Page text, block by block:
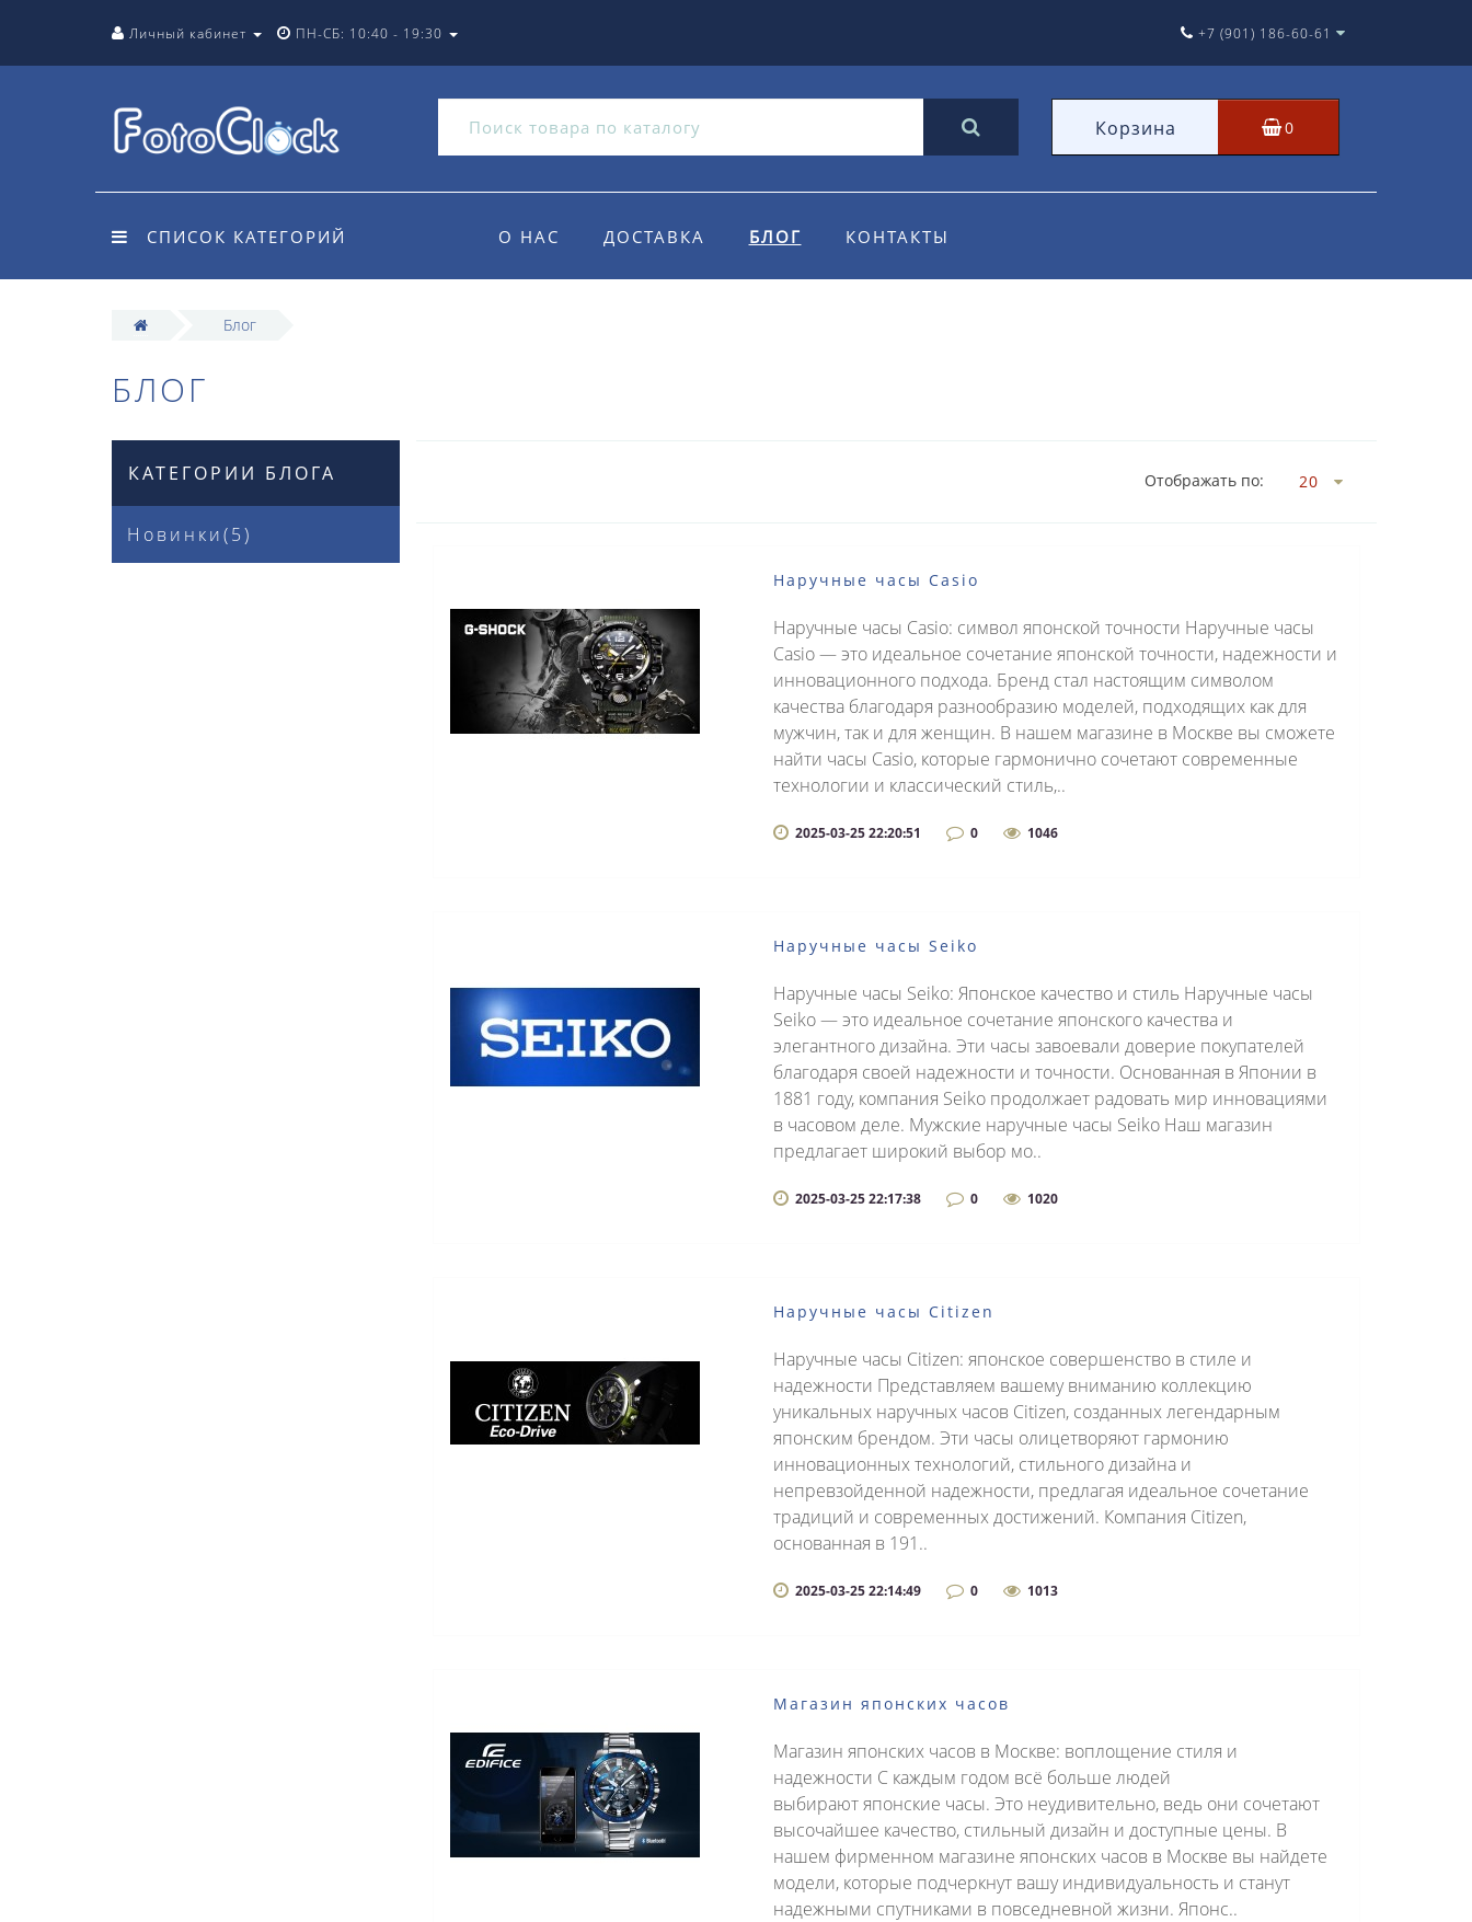
Личный кабинет ПН-СБ: 10:40 - 19:30 +7 (901) 186-60-61
Корзина 0
СПИСОК КАТЕГОРИЙ О НАС ДОСТАВКА БЛОГ КОНТАКТЫ
Блог
БЛОГ
КАТЕГОРИИ БЛОГА
Новинки(5)
Отображать по:
Наручные часы Casio
Наручные часы Casio: символ японской точности Наручные часы
Casio — это идеальное сочетание японской точности, надежности и
инновационного подхода. Бренд стал настоящим символом
качества благодаря разнообразию моделей, подходящих как для
мужчин, так и для женщин. В нашем магазине в Москве вы сможете
найти часы Casio, которые гармонично сочетают современные
технологии и классический стиль,..
2025-03-25 22:20:51 0 1046
Наручные часы Seiko
Наручные часы Seiko: Японское качество и стиль Наручные часы
Seiko — это идеальное сочетание японского качества и
элегантного дизайна. Эти часы завоевали доверие покупателей
благодаря своей надежности и точности. Основанная в Японии в
1881 году, компания Seiko продолжает радовать мир инновациями
в часовом деле. Мужские наручные часы Seiko Наш магазин
предлагает широкий выбор мо..
2025-03-25 22:17:38 0 1020
Наручные часы Citizen
Наручные часы Citizen: японское совершенство в стиле и
надежности Представляем вашему вниманию коллекцию
уникальных наручных часов Citizen, созданных легендарным
японским брендом. Эти часы олицетворяют гармонию
инновационных технологий, стильного дизайна и
непревзойденной надежности, предлагая идеальное сочетание
традиций и современных достижений. Компания Citizen,
основанная в 191..
2025-03-25 22:14:49 0 1013
Магазин японских часов
Магазин японских часов в Москве: воплощение стиля и
надежности С каждым годом всё больше людей
выбирают японские часы. Это неудивительно, ведь они сочетают
высочайшее качество, стильный дизайн и доступные цены. В
нашем фирменном магазине японских часов в Москве вы найдете
модели, которые подчеркнут вашу индивидуальность и станут
надежными спутниками в повседневной жизни. Японс..